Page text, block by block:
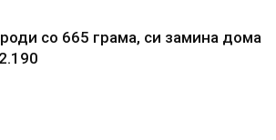
со 665 грама, си замина дома